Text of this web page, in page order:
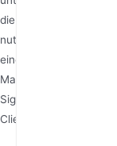
die
nutzen. Eine schlecht
eines Geräts kann
Manchmal liegt das
Signal, sondern an
Client-Geräts.